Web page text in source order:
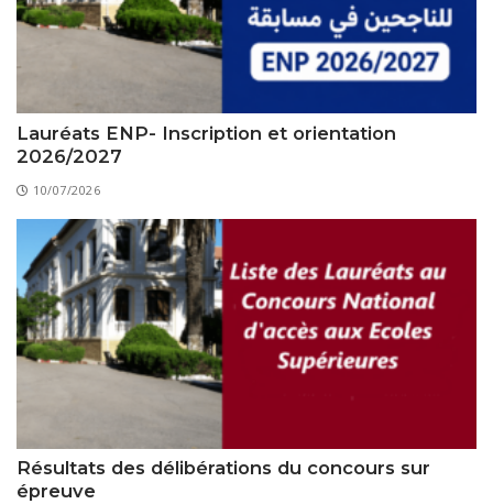
Lauréats ENP- Inscription et orientation
2026/2027
10/07/2026
Résultats des délibérations du concours sur
épreuve